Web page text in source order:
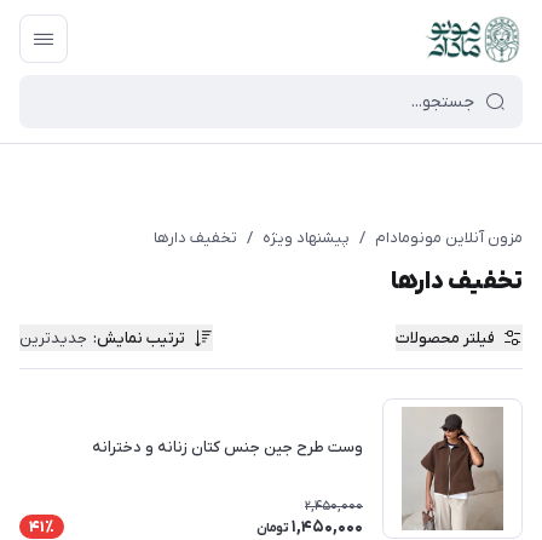
google-site-verification=UkFKasNatN7FPdBOwdojHjkgfDasi-
9oGygsJEdAZik
مزون آنلاین مونومادام / پیشنهاد ویژه / تخفیف دارها
تخفیف دارها
فیلتر محصولات ترتیب نمایش: جدیدترین
وست طرح جین جنس کتان زنانه و دخترانه
2,450,000
1,450,000 تومان 41٪